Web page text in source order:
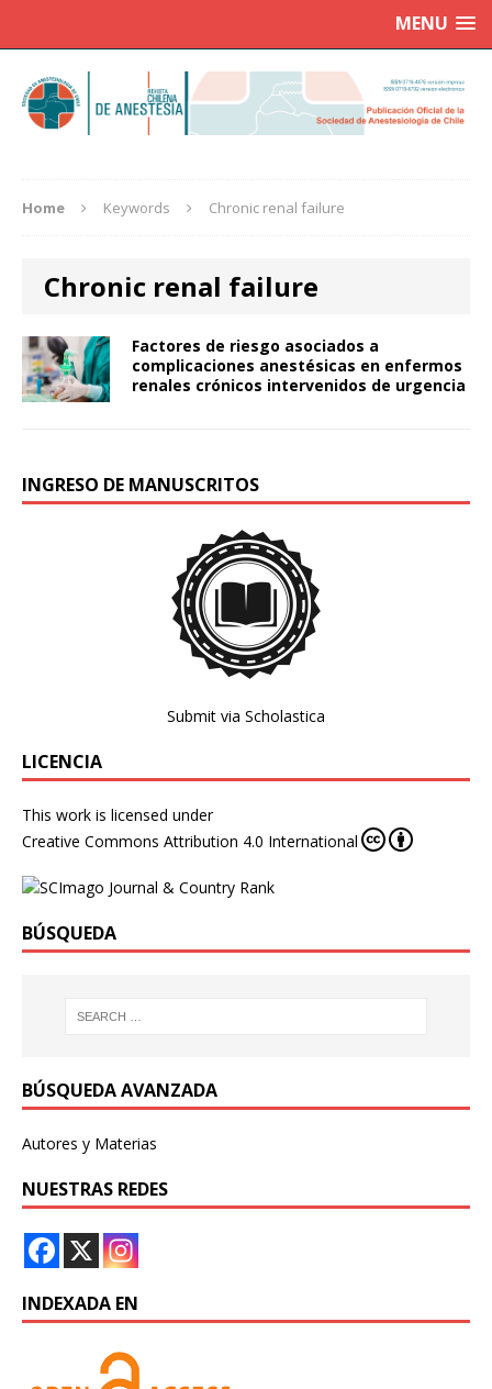
MENU
Home Keywords Chronic renal failure
Chronic renal failure
Factores de riesgo asociados a
complicaciones anestésicas en enfermos
renales crónicos intervenidos de urgencia
INGRESO DE MANUSCRITOS
Submit via Scholastica
LICENCIA
This work is licensed under
Creative Commons Attribution 4.0 International
BÚSQUEDA
BÚSQUEDA AVANZADA
Autores y Materias
NUESTRAS REDES
INDEXADA EN